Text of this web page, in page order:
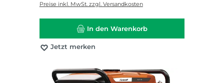
Preise inkl. MwSt. zzgl. Versandkosten
In den Warenkorb
Jetzt merken